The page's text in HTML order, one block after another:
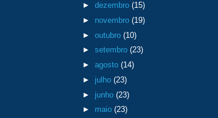
► dezembro (15)
► novembro (19)
► outubro (10)
► setembro (23)
► agosto (14)
► julho (23)
► junho (23)
► maio (23)